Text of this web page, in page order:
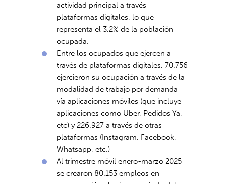
actividad principal a través
plataformas digitales, lo que
representa el 3,2% de la población
ocupada.
Entre los ocupados que ejercen a
través de plataformas digitales, 70.756
ejercieron su ocupación a través de la
modalidad de trabajo por demanda
vía aplicaciones móviles (que incluye
aplicaciones como Uber, Pedidos Ya,
etc) y 226.927 a través de otras
plataformas (Instagram, Facebook,
Whatsapp, etc.)
Al trimestre móvil enero-marzo 2025
se crearon 80.153 empleos en